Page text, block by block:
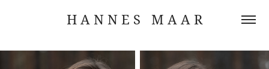
H A N N E S   M A A R